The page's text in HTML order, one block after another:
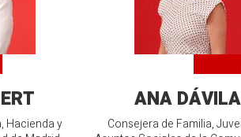
Hacienda y
ANA DÁVILA
Consejera de Familia,